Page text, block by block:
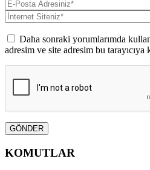
Daha sonraki yorumlarımda
adresim ve site adresim bu tarayıcıya
GÖNDER
KOMUTLAR